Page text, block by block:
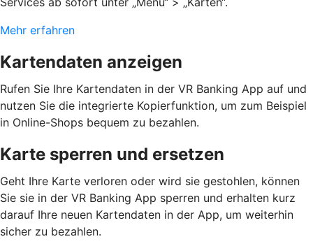
Mehr erfahren
Kartendaten anzeigen
Rufen Sie Ihre Kartendaten in der VR Banking App auf und
nutzen Sie die integrierte Kopierfunktion, um zum Beispiel
in Online-Shops bequem zu bezahlen.
Karte sperren und ersetzen
Geht Ihre Karte verloren oder wird sie gestohlen, können
Sie sie in der VR Banking App sperren und erhalten kurz
darauf Ihre neuen Kartendaten in der App, um weiterhin
sicher zu bezahlen.